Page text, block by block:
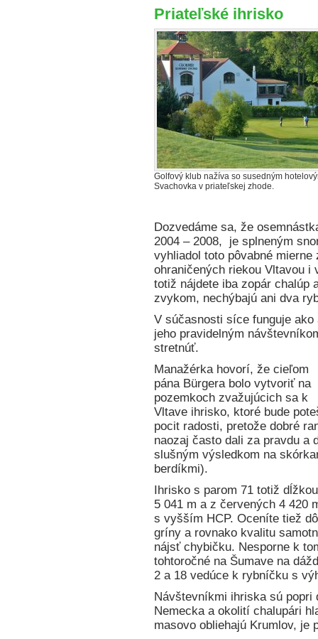
Priateľské ihrisko
Golfový klub nažíva so susedným
Svachovka v priateľskej zhode.
Dozvedáme sa, že
2004 – 2008, je splneným
vyhliadol toto pôvabné
ohraničených riekou Vltavou i
totiž nájdete iba zopár chalúp
zvykom, nechýbajú ani dva
V súčasnosti síce funguje
jeho pravidelným
stretnúť.
Manažérka hovorí, že cieľom
pána Bürgera bolo vytvoriť na
pozemkoch zvažujúcich sa k
Vltave ihrisko, ktoré bude
pocit radosti, pretože dobré
naozaj často dali za pravdu a
slušným výsledkom na
berdíkmi).
Ihrisko s parom 71 totiž
5 041 m a z červených 4 420
s vyšším HCP. Oceníte tiež
gríny a rovnako kvalitu
nájsť chybičku. Nesporne k
tohtoročné na Šumave na
2 a 18 vedúce k rybníčku s
Návštevníkmi ihriska sú popri
Nemecka a okolití chalupári
masovo obliehajú Krumlov, je